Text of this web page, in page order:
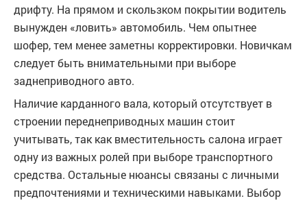
дрифту. На прямом и скользком покрытии водитель
вынужден «ловить» автомобиль. Чем опытнее
шофер, тем менее заметны корректировки. Новичкам
следует быть внимательными при выборе
заднеприводного авто.
Наличие карданного вала, который отсутствует в
строении переднеприводных машин стоит
учитывать, так как вместительность салона играет
одну из важных ролей при выборе транспортного
средства. Остальные нюансы связаны с личными
предпочтениями и техническими навыками. Выбор